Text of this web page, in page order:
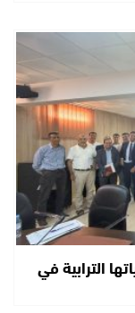
الترابية في